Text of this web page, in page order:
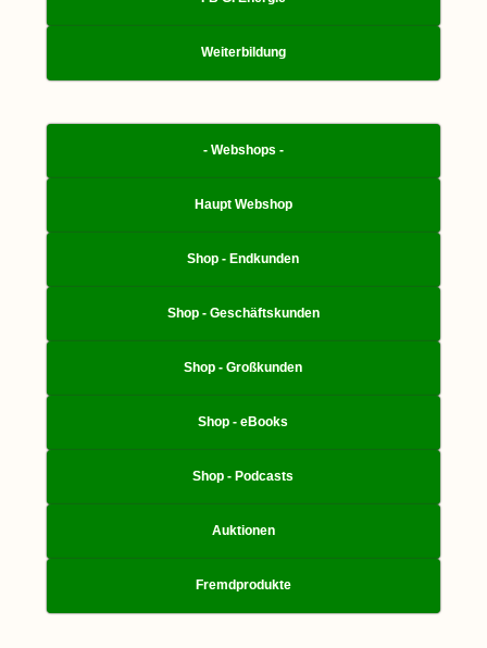
Weiterbildung
- Webshops -
Haupt Webshop
Shop - Endkunden
Shop - Geschäftskunden
Shop - Großkunden
Shop - eBooks
Shop - Podcasts
Auktionen
Fremdprodukte